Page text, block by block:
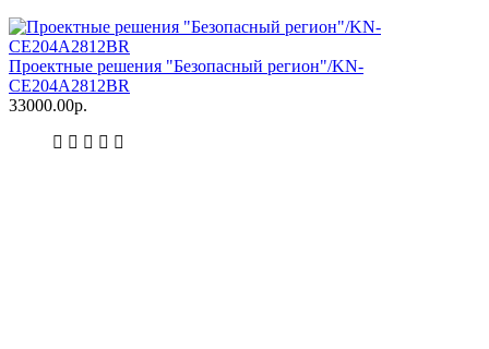
Проектные решения "Безопасный регион"/KN-
CE204A2812BR
33000.00р.